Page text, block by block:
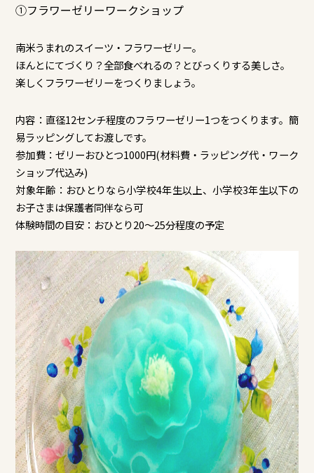
①フラワーゼリーワークショップ
南米うまれのスイーツ・フラワーゼリー。
ほんとにてづくり？全部食べれるの？とびっくりする美しさ。
楽しくフラワーゼリーをつくりましょう。
内容：直径12センチ程度のフラワーゼリー1つをつくります。簡
易ラッピングしてお渡しです。
参加費：ゼリーおひとつ1000円(材料費・ラッピング代・ワーク
ショップ代込み)
対象年齢：おひとりなら小学校4年生以上、小学校3年生以下の
お子さまは保護者同伴なら可
体験時間の目安：おひとり20～25分程度の予定